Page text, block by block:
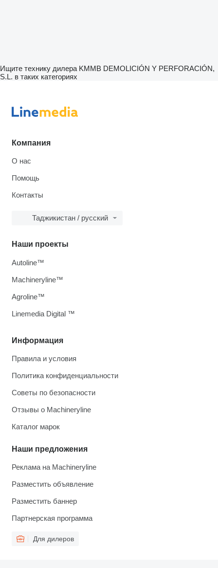
Ищите технику дилера KMMB DEMOLICIÓN Y PERFORACIÓN,
S.L. в таких категориях
Компания
О нас
Помощь
Контакты
Таджикистан / русский
Информация
Правила и условия
Политика конфиденциальности
Советы по безопасности
Отзывы о Machineryline
Каталог марок
Наши предложения
Реклама на Machineryline
Разместить объявление
Разместить баннер
Партнерская программа
Для дилеров
Наши проекты
Autoline™
Machineryline™
Agroline™
Linemedia Digital ™